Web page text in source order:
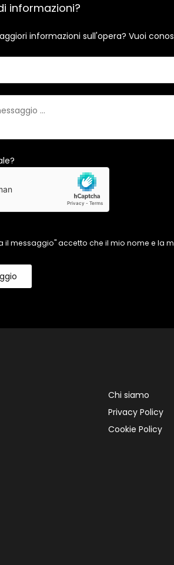
informazioni?
informazioni sull'opera? Vuoi
il messaggio" accetto che il mio nome e la
Chi siamo
Privacy Policy
Cookie Policy